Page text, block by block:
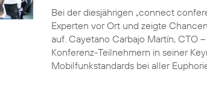
Bei der diesjährigen „connect
Experten vor Ort und zeigte
auf. Cayetano Carbajo Martín, CTO
Konferenz-Teilnehmern in seiner
Mobilfunkstandards bei aller